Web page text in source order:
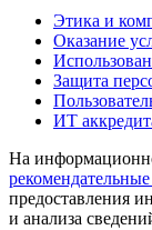
Этика и
Оказание
Защита
ИТ
На
предоставления
и анализа